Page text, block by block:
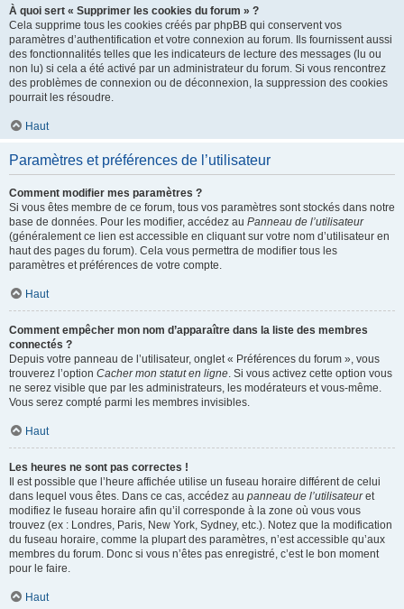
À quoi sert « Supprimer les cookies du forum » ?
Cela supprime tous les cookies créés par phpBB qui conservent vos
paramètres d’authentification et votre connexion au forum. Ils fournissent aussi
des fonctionnalités telles que les indicateurs de lecture des messages (lu ou
non lu) si cela a été activé par un administrateur du forum. Si vous rencontrez
des problèmes de connexion ou de déconnexion, la suppression des cookies
pourrait les résoudre.
Haut
Paramètres et préférences de l’utilisateur
Comment modifier mes paramètres ?
Si vous êtes membre de ce forum, tous vos paramètres sont stockés dans notre
base de données. Pour les modifier, accédez au Panneau de l’utilisateur
(généralement ce lien est accessible en cliquant sur votre nom d’utilisateur en
haut des pages du forum). Cela vous permettra de modifier tous les
paramètres et préférences de votre compte.
Haut
Comment empêcher mon nom d’apparaître dans la liste des membres
connectés ?
Depuis votre panneau de l’utilisateur, onglet « Préférences du forum », vous
trouverez l’option Cacher mon statut en ligne. Si vous activez cette option vous
ne serez visible que par les administrateurs, les modérateurs et vous-même.
Vous serez compté parmi les membres invisibles.
Haut
Les heures ne sont pas correctes !
Il est possible que l’heure affichée utilise un fuseau horaire différent de celui
dans lequel vous êtes. Dans ce cas, accédez au panneau de l’utilisateuret
modifiez le fuseau horaire afin qu’il corresponde à la zone où vous vous
trouvez (ex : Londres, Paris, New York, Sydney, etc.). Notez que la modification
du fuseau horaire, comme la plupart des paramètres, n’est accessible qu’aux
membres du forum. Donc si vous n’êtes pas enregistré, c’est le bon moment
pour le faire.
Haut